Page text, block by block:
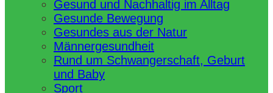
Gesund und Nachhaltig im Alltag
Gesunde Bewegung
Gesundes aus der Natur
Männergesundheit
Rund um Schwangerschaft, Geburt
und Baby
Sport